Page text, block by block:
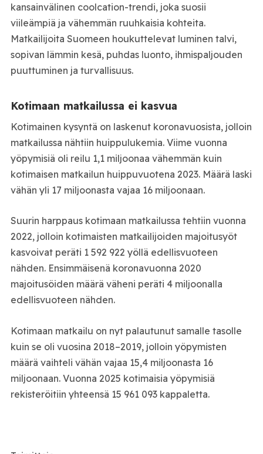
kansainvälinen coolcation-trendi, joka suosii
viileämpiä ja vähemmän ruuhkaisia kohteita.
Matkailijoita Suomeen houkuttelevat luminen talvi,
sopivan lämmin kesä, puhdas luonto, ihmispaljouden
puuttuminen ja turvallisuus.
Kotimaan matkailussa ei kasvua
Kotimainen kysyntä on laskenut koronavuosista, jolloin
matkailussa nähtiin huippulukemia. Viime vuonna
yöpymisiä oli reilu 1,1 miljoonaa vähemmän kuin
kotimaisen matkailun huippuvuotena 2023. Määrä laski
vähän yli 17 miljoonasta vajaa 16 miljoonaan.
Suurin harppaus kotimaan matkailussa tehtiin vuonna
2022, jolloin kotimaisten matkailijoiden majoitusyöt
kasvoivat peräti 1 592 922 yöllä edellisvuoteen
nähden. Ensimmäisenä koronavuonna 2020
majoitusöiden määrä väheni peräti 4 miljoonalla
edellisvuoteen nähden.
Kotimaan matkailu on nyt palautunut samalle tasolle
kuin se oli vuosina 2018–2019, jolloin yöpymisten
määrä vaihteli vähän vajaa 15,4 miljoonasta 16
miljoonaan. Vuonna 2025 kotimaisia yöpymisiä
rekisteröitiin yhteensä 15 961 093 kappaletta.